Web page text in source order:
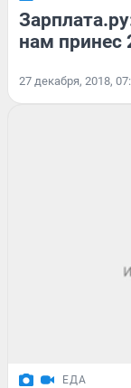
нам принес
27 декабря, 2018,
ЕДА